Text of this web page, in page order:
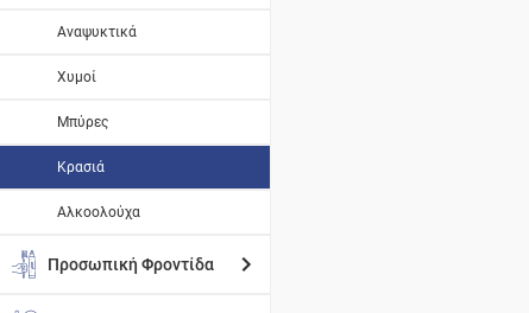
Αναψυκτικά
Χυμοί
Μπύρες
Κρασιά
Αλκοολούχα
Προσωπική Φροντίδα